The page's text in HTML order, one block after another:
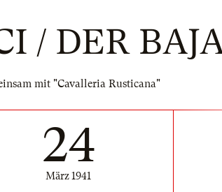
/ DER
mit "Cavalleria Rusticana"
24
März 1941